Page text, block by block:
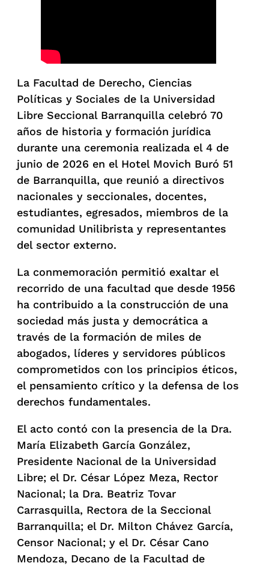
La Facultad de Derecho, Ciencias
Políticas y Sociales de la Universidad
Libre Seccional Barranquilla celebró 70
años de historia y formación jurídica
durante una ceremonia realizada el 4 de
junio de 2026 en el Hotel Movich Buró 51
de Barranquilla, que reunió a directivos
nacionales y seccionales, docentes,
estudiantes, egresados, miembros de la
comunidad Unilibrista y representantes
del sector externo.
La conmemoración permitió exaltar el
recorrido de una facultad que desde 1956
ha contribuido a la construcción de una
sociedad más justa y democrática a
través de la formación de miles de
abogados, líderes y servidores públicos
comprometidos con los principios éticos,
el pensamiento crítico y la defensa de los
derechos fundamentales.
El acto contó con la presencia de la Dra.
María Elizabeth García González,
Presidente Nacional de la Universidad
Libre; el Dr. César López Meza, Rector
Nacional; la Dra. Beatriz Tovar
Carrasquilla, Rectora de la Seccional
Barranquilla; el Dr. Milton Chávez García,
Censor Nacional; y el Dr. César Cano
Mendoza, Decano de la Facultad de